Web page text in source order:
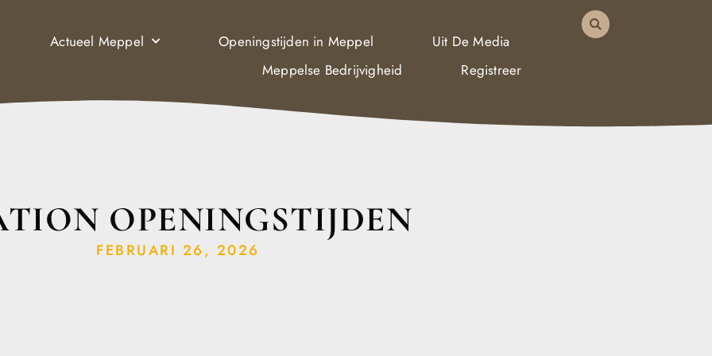
Actueel Meppel Openingstijden in Meppel
Uit De Media
Meppelse Bedrijvigheid
Registreer
OPENINGSTIJDEN
FEBRUARI 26, 2026